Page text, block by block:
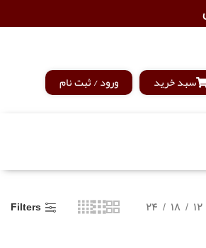
سبد خرید ورود / ثبت نام
12
18
24
Filters